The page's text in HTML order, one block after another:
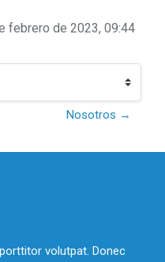
febrero de 2023, 09:44
Nosotros →
volutpat. Donec